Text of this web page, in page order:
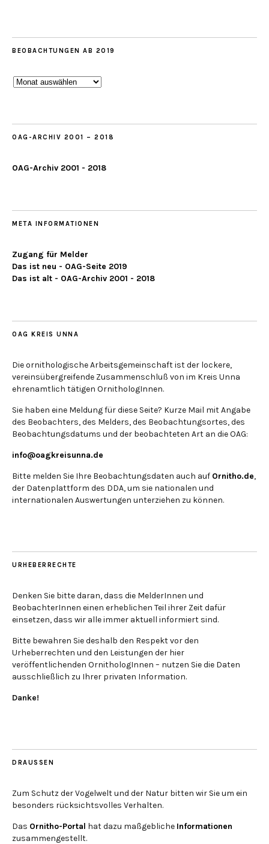
BEOBACHTUNGEN AB 2019
Beobachtungen
OAG-ARCHIV 2001 – 2018
OAG-Archiv 2001 - 2018
META INFORMATIONEN
Zugang für Melder
Das ist neu - OAG-Seite 2019
Das ist alt - OAG-Archiv 2001 - 2018
OAG KREIS UNNA
Die ornithologische Arbeitsgemeinschaft ist der lockere,
vereinsübergreifende Zusammenschluß von im Kreis Unna
ehrenamtlich tätigen OrnithologInnen.
Sie haben eine Meldung für diese Seite? Kurze Mail mit Angabe
des Beobachters, des Melders, des Beobachtungsortes, des
Beobachtungsdatums und der beobachteten Art an die OAG:
info@oagkreisunna.de
Bitte melden Sie Ihre Beobachtungsdaten auch auf Ornitho.de,
der Datenplattform des DDA, um sie nationalen und
internationalen Auswertungen unterziehen zu können.
URHEBERRECHTE
Denken Sie bitte daran, dass die MelderInnen und
BeobachterInnen einen erheblichen Teil ihrer Zeit dafür
einsetzen, dass wir alle immer aktuell informiert sind.
Bitte bewahren Sie deshalb den Respekt vor den
Urheberrechten und den Leistungen der hier
veröffentlichenden OrnithologInnen – nutzen Sie die Daten
ausschließlich zu Ihrer privaten Information.
Danke!
DRAUSSEN
Zum Schutz der Vogelwelt und der Natur bitten wir Sie um ein
besonders rücksichtsvolles Verhalten.
Das Ornitho-Portal hat dazu maßgebliche Informationen
zusammengestellt.